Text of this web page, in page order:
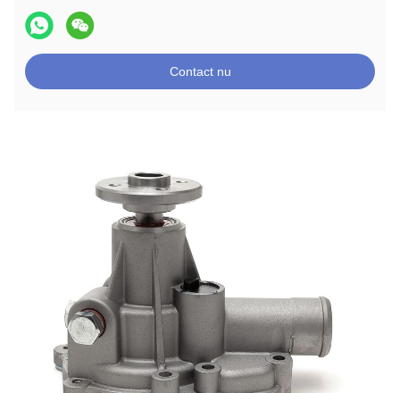
Contact nu